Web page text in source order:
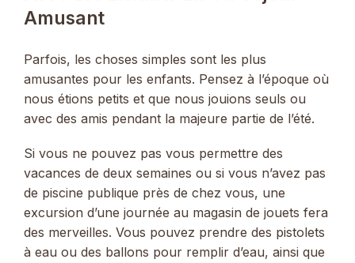
Amusant
Parfois, les choses simples sont les plus
amusantes pour les enfants. Pensez à l’époque où
nous étions petits et que nous jouions seuls ou
avec des amis pendant la majeure partie de l’été.
Si vous ne pouvez pas vous permettre des
vacances de deux semaines ou si vous n’avez pas
de piscine publique près de chez vous, une
excursion d’une journée au magasin de jouets fera
des merveilles. Vous pouvez prendre des pistolets
à eau ou des ballons pour remplir d’eau, ainsi que